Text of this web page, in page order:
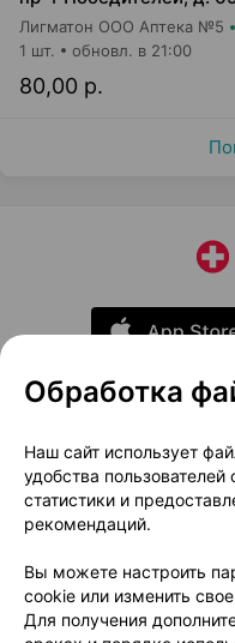
Лигматон ООО Аптека №5
80,00 р.
1 шт. обновл. в 21:00
О проекте
Размещение
Публичный
Способы оплаты
Написать
Обработка
Наш сайт использует
удобства пользователей
статистики и
рекомендаций.
Вы можете настроить
cookie или изменить
Для получения